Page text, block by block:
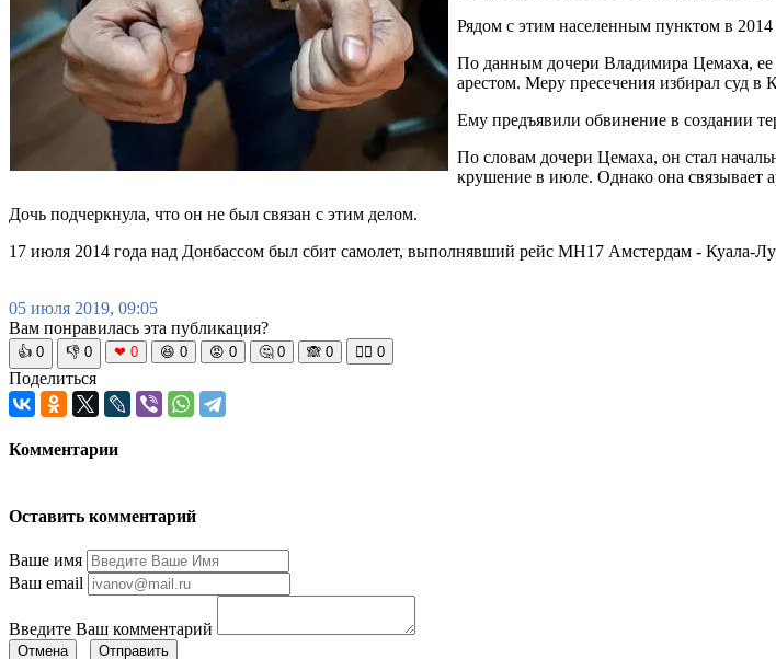
Рядом с этим населенным пунктом в
По данным дочери Владимира Цемаха, ее
арестом. Меру пресечения избирал суд в
Ему предъявили обвинение в создании
По словам дочери Цемаха, он стал
крушение в июле. Однако она связывает
Дочь подчеркнула, что он не был связан с этим делом.
17 июля 2014 года над Донбассом был сбит самолет, выполнявший рейс МН17 Амстердам - Куала-
05 июля 2019, 09:05
Вам понравилась эта публикация?
👍 0 👎 0 ❤ 0 😆 0 😡 0 🤔 0 🙈 0 🧘‍♀️ 0
Поделиться
Комментарии
Оставить комментарий
Ваше имя
Ваш email
Введите Ваш комментарий
Отмена Отправить